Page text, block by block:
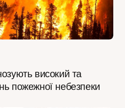
високий та
пожежної небезпеки